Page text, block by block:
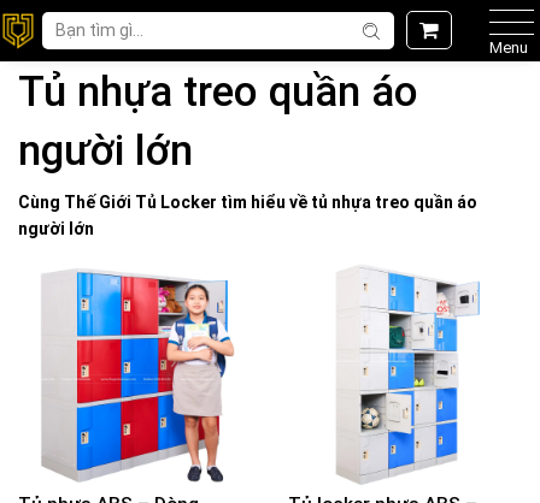
Menu
Tủ nhựa treo quần áo
người lớn
Cùng Thế Giới Tủ Locker tìm hiểu về tủ nhựa treo quần áo
người lớn